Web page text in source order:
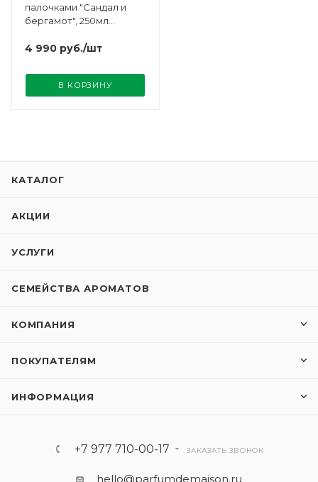
палочками "Сандал и
бергамот", 250мл
4 990 руб./шт
В КОРЗИНУ
КАТАЛОГ
АКЦИИ
УСЛУГИ
СЕМЕЙСТВА АРОМАТОВ
КОМПАНИЯ
ПОКУПАТЕЛЯМ
ИНФОРМАЦИЯ
+7 977 710-00-17 ЗАКАЗАТЬ ЗВОНОК
hello@parfumdemaison.ru